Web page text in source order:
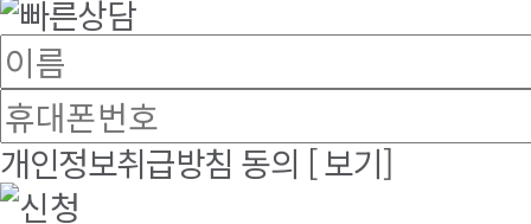
개인정보취급방침 동의 [ 보기]